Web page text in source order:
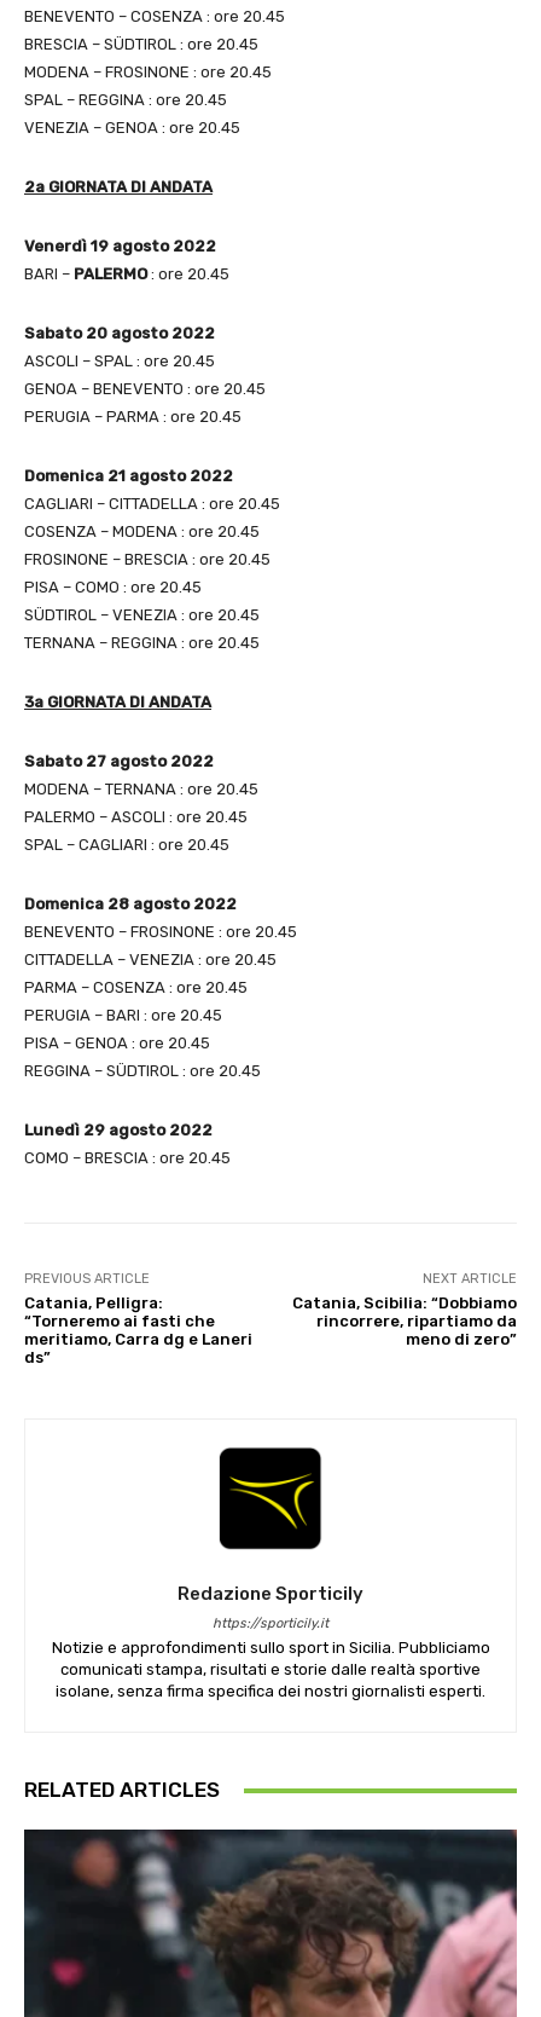
BENEVENTO – COSENZA : ore 20.45
BRESCIA – SÜDTIROL : ore 20.45
MODENA – FROSINONE : ore 20.45
SPAL – REGGINA : ore 20.45
VENEZIA – GENOA : ore 20.45
2a GIORNATA DI ANDATA
Venerdì 19 agosto 2022
BARI – PALERMO: ore 20.45
Sabato 20 agosto 2022
ASCOLI – SPAL : ore 20.45
GENOA – BENEVENTO : ore 20.45
PERUGIA – PARMA : ore 20.45
Domenica 21 agosto 2022
CAGLIARI – CITTADELLA : ore 20.45
COSENZA – MODENA : ore 20.45
FROSINONE – BRESCIA : ore 20.45
PISA – COMO : ore 20.45
SÜDTIROL – VENEZIA : ore 20.45
TERNANA – REGGINA : ore 20.45
3a GIORNATA DI ANDATA
Sabato 27 agosto 2022
MODENA – TERNANA : ore 20.45
PALERMO – ASCOLI : ore 20.45
SPAL – CAGLIARI : ore 20.45
Domenica 28 agosto 2022
BENEVENTO – FROSINONE : ore 20.45
CITTADELLA – VENEZIA : ore 20.45
PARMA – COSENZA : ore 20.45
PERUGIA – BARI : ore 20.45
PISA – GENOA : ore 20.45
REGGINA – SÜDTIROL : ore 20.45
Lunedì 29 agosto 2022
COMO – BRESCIA : ore 20.45
PREVIOUS ARTICLE
Catania, Pelligra:
“Torneremo ai fasti che
meritiamo, Carra dg e Laneri
ds”
NEXT ARTICLE
Catania, Scibilia: “Dobbiamo
rincorrere, ripartiamo da
meno di zero”
Redazione Sporticily
https://sporticily.it
Notizie e approfondimenti sullo sport in Sicilia. Pubbliciamo
comunicati stampa, risultati e storie dalle realtà sportive
isolane, senza firma specifica dei nostri giornalisti esperti.
RELATED ARTICLES